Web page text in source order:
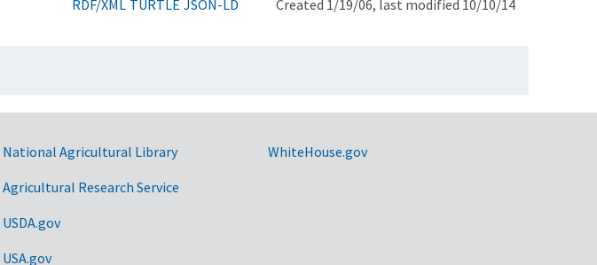
RDF/XML TURTLE JSON-LD Created 1/19/06, last modified 10/10/14
National Agricultural Library
Agricultural Research Service
USDA.gov
USA.gov
WhiteHouse.gov